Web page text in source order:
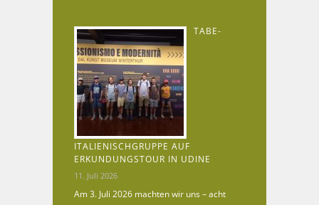
TABE-
ITALIENISCHGRUPPE AUF
ERKUNDUNGSTOUR IN UDINE
11. Juli 2026
Am 3. Juli 2026 machten wir uns – acht